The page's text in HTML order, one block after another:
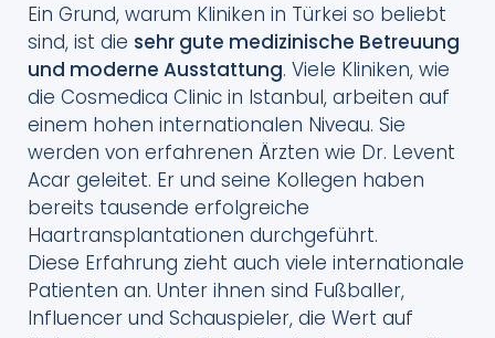
Ein Grund, warum Kliniken in Türkei so beliebt
sind, ist die sehr gute medizinische Betreuung
und moderne Ausstattung. Viele Kliniken, wie
die Cosmedica Clinic in Istanbul, arbeiten auf
einem hohen internationalen Niveau. Sie
werden von erfahrenen Ärzten wie Dr. Levent
Acar geleitet. Er und seine Kollegen haben
bereits tausende erfolgreiche
Haartransplantationen durchgeführt.
Diese Erfahrung zieht auch viele internationale
Patienten an. Unter ihnen sind Fußballer,
Influencer und Schauspieler, die Wert auf